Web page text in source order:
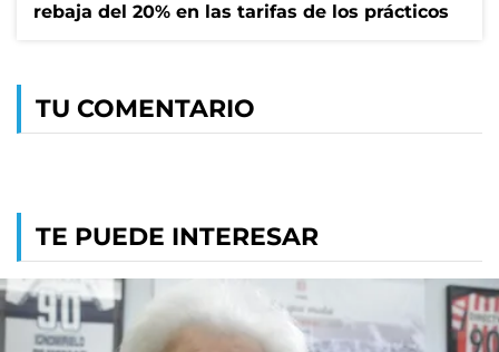
rebaja del 20% en las tarifas de los prácticos
TU COMENTARIO
TE PUEDE INTERESAR